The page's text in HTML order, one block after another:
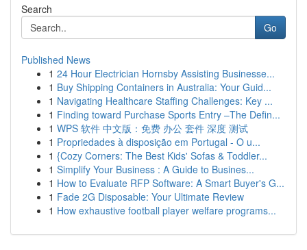
Search
Go
Published News
1 24 Hour Electrician Hornsby Assisting Businesse...
1 Buy Shipping Containers in Australia: Your Guid...
1 Navigating Healthcare Staffing Challenges: Key ...
1 Finding toward Purchase Sports Entry –The Defin...
1 WPS 软件 中文版：免费 办公 套件 深度 测试
1 Propriedades à disposição em Portugal - O u...
1 {Cozy Corners: The Best Kids' Sofas & Toddler...
1 Simplify Your Business : A Guide to Busines...
1 How to Evaluate RFP Software: A Smart Buyer's G...
1 Fade 2G Disposable: Your Ultimate Review
1 How exhaustive football player welfare programs...